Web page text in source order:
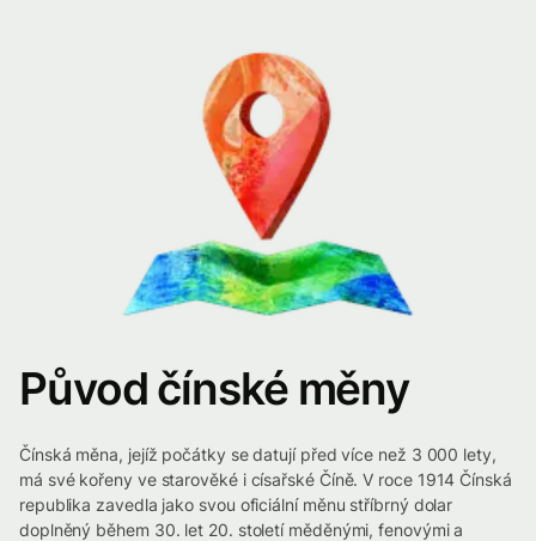
Původ čínské měny
Čínská měna, jejíž počátky se datují před více než 3 000 lety,
má své kořeny ve starověké i císařské Číně. V roce 1914 Čínská
republika zavedla jako svou oficiální měnu stříbrný dolar
doplněný během 30. let 20. století měděnými, fenovými a